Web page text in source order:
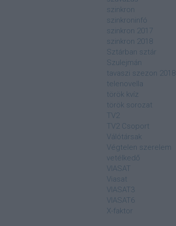
szinkron
szinkroninfó
szinkron 2017
szinkron 2018
Sztárban sztár
Szulejmán
tavaszi szezon 2018
telenovella
török kvíz
török sorozat
TV2
TV2 Csoport
Válótársak
Végtelen szerelem
vetélkedő
VIASAT
Viasat
VIASAT3
VIASAT6
X-faktor